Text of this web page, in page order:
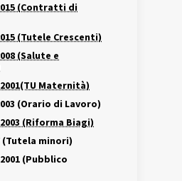
(Contratti di
(Tutele Crescenti)
(Salute e
Maternità)
(Orario di Lavoro)
(Riforma Biagi)
(Tutela minori)
(Pubblico